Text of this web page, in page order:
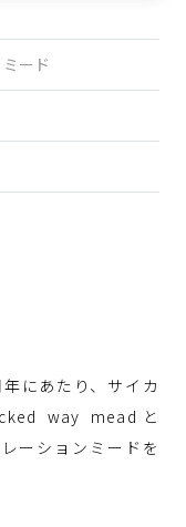
ード
にあたり、サイカ
way meadと
ーションミードを